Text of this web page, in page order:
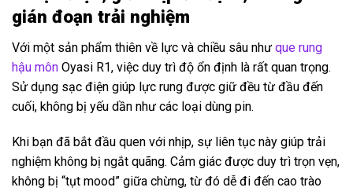
gián đoạn trải nghiệm
Với một sản phẩm thiên về lực và chiều sâu như que rung
hậu môn Oyasi R1, việc duy trì độ ổn định là rất quan trọng.
Sử dụng sạc điện giúp lực rung được giữ đều từ đầu đến
cuối, không bị yếu dần như các loại dùng pin.
Khi bạn đã bắt đầu quen với nhịp, sự liên tục này giúp trải
nghiệm không bị ngắt quãng. Cảm giác được duy trì trọn vẹn,
không bị “tụt mood” giữa chừng, từ đó dễ đi đến cao trào